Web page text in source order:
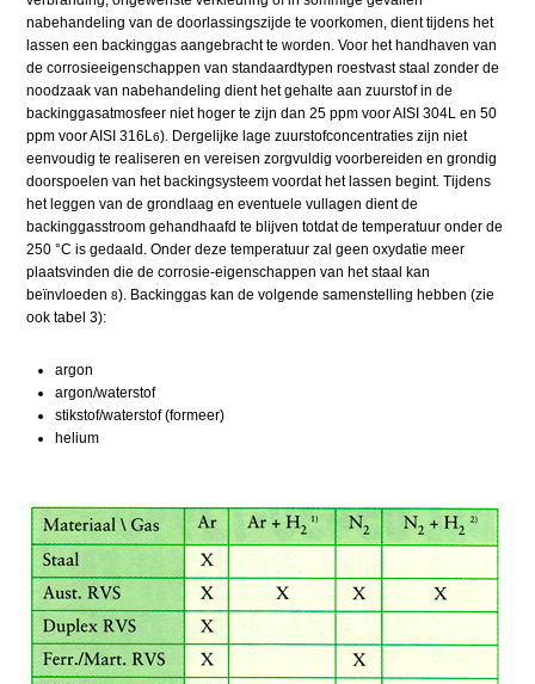
nabehandeling van de doorlassingszijde te voorkomen, dient tijdens het
lassen een backinggas aangebracht te worden. Voor het handhaven van
de corrosieeigenschappen van standaardtypen roestvast staal zonder de
noodzaak van nabehandeling dient het gehalte aan zuurstof in de
backinggasatmosfeer niet hoger te zijn dan 25 ppm voor AISI 304L en 50
ppm voor AISI 316L6). Dergelijke lage zuurstofconcentraties zijn niet
eenvoudig te realiseren en vereisen zorgvuldig voorbereiden en grondig
doorspoelen van het backingsysteem voordat het lassen begint. Tijdens
het leggen van de grondlaag en eventuele vullagen dient de
backinggasstroom gehandhaafd te blijven totdat de temperatuur onder de
250 °C is gedaald. Onder deze temperatuur zal geen oxydatie meer
plaatsvinden die de corrosie-eigenschappen van het staal kan
beïnvloeden8). Backinggas kan de volgende samenstelling hebben (zie
ook tabel 3):
argon
argon/waterstof
stikstof/waterstof (formeer)
helium